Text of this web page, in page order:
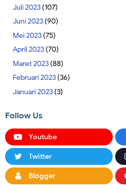
Juli 2023(107)
Juni 2023(90)
Mei 2023(75)
April 2023(70)
Maret 2023(88)
Februari 2023(36)
Januari 2023(3)
Follow Us
Youtube
Twitter
Blogger